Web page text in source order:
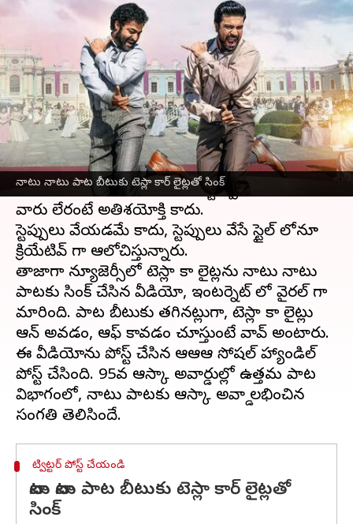
నాటు నాటు పాట బీటుకు టెస్లా కార్ లైట్లతో సింక్
వైరల్ వీడియో: నాటు నాటు పాటకు
టెస్లా కార్ లైట్ల తో సింక్ చూస్తే
ఆశ్చర్యపోవాల్సిందే
వ్రాసిన వారు Sriram Pranateja Mar 20, 2023 02:45 pm
ఈ వార్తాకథనం ఏంటి
ఆర్ఆర్ఆర్ లోనినాటు నాటు పాటరీచ్ అంతకంతకూ
పెరుగుతూనే ఉంది. ఈ పాటకు స్టెప్పులు వేయని
వారు లేరంటే అతిశయోక్తి కాదు.
స్టెప్పులు వేయడమే కాదు, స్టెప్పులు వేసే స్టైల్ లోనూ
క్రియేటివ్ గా ఆలోచిస్తున్నారు.
తాజాగా న్యూజెర్సీలో టెస్లా కార్ లైట్లను నాటు నాటు
పాటకు సింక్ చేసిన వీడియో, ఇంటర్నెట్ లో వైరల్ గా
మారింది. పాట బీటుకు తగినట్లుగా, టెస్లా కార్ లైట్లు
ఆన్ అవడం, ఆఫ్ కావడం చూస్తుంటే వావ్ అంటారు.
ఈ వీడియోను పోస్ట్ చేసిన ఆర్ఆర్ఆర్ సోషల్ హ్యాండిల్
పోస్ట్ చేసింది. 95వ ఆస్కార్ అవార్డుల్లో ఉత్తమ పాట
విభాగంలో, నాటు పాటకు ఆస్కార్ అవార్డ్ లభించిన
ట్విట్టర్ పోస్ట్ చేయండి
నాటు నాటు పాట బీటుకు టెస్లా కార్ లైట్లతో
సింక్